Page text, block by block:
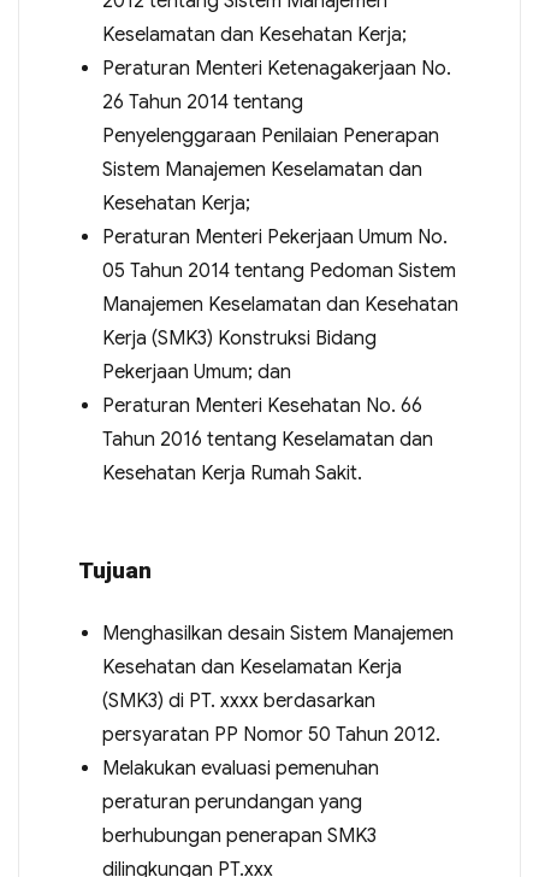
Keselamatan dan Kesehatan Kerja;
Peraturan Menteri Ketenagakerjaan No.
26 Tahun 2014 tentang
Penyelenggaraan Penilaian Penerapan
Sistem Manajemen Keselamatan dan
Kesehatan Kerja;
Peraturan Menteri Pekerjaan Umum No.
05 Tahun 2014 tentang Pedoman Sistem
Manajemen Keselamatan dan Kesehatan
Kerja (SMK3) Konstruksi Bidang
Pekerjaan Umum; dan
Peraturan Menteri Kesehatan No. 66
Tahun 2016 tentang Keselamatan dan
Kesehatan Kerja Rumah Sakit.
Tujuan
Menghasilkan desain Sistem Manajemen
Kesehatan dan Keselamatan Kerja
(SMK3) di PT. xxxx berdasarkan
persyaratan PP Nomor 50 Tahun 2012.
Melakukan evaluasi pemenuhan
peraturan perundangan yang
berhubungan penerapan SMK3
dilingkungan PT.xxx